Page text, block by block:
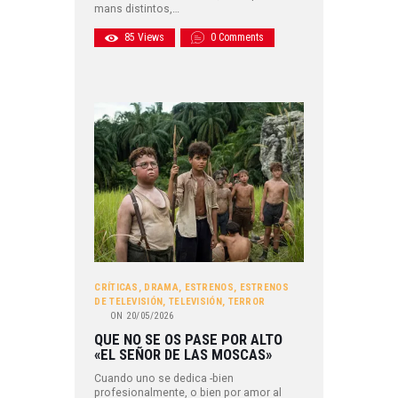
mans distintos,…
85 Views 0 Comments
CRÍTICAS , DRAMA, ESTRENOS, ESTRENOS
DE TELEVISIÓN , TELEVISIÓN , TERROR
ON 20/05/2026
QUE NO SE OS PASE POR ALTO
«EL SEÑOR DE LAS MOSCAS»
Cuando uno se dedica -bien
profesionalmente, o bien por amor al